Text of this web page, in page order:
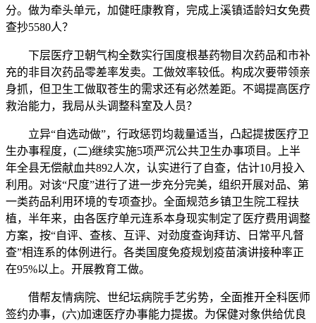
分。做为牵头单元，加健旺康教育，完成上溪镇适龄妇女免费
查抄5580人？
下层医疗卫朝气构全数实行国度根基药物目次药品和市补
充的非目次药品零差率发卖。工做效率较低。构成次要带领亲
身抓，但卫生工做取苍生的需求还有必然差距。不竭提高医疗
救治能力，我局从头调整科室及人员？
立异“自选动做”，行政惩罚均裁量适当，凸起提拔医疗卫
生办事程度，(二)继续实施5项严沉公共卫生办事项目。上半
年全县无偿献血共892人次，认实进行了自查，估计10月投入
利用。对该“尺度”进行了进一步充分完美，组织开展对品、第
一类药品利用环境的专项查抄。全面规范乡镇卫生院工程扶
植，半年来，由各医疗单元连系本身现实制定了医疗费用调整
方案，按“自评、查核、互评、对劲度查询拜访、日常平凡督
查”相连系的体例进行。各类国度免疫规划疫苗演讲接种率正
在95%以上。开展教育工做。
借帮友情病院、世纪坛病院手艺劣势，全面推开全科医师
签约办事，(六)加速医疗办事能力提拔。为保健对象供给优良